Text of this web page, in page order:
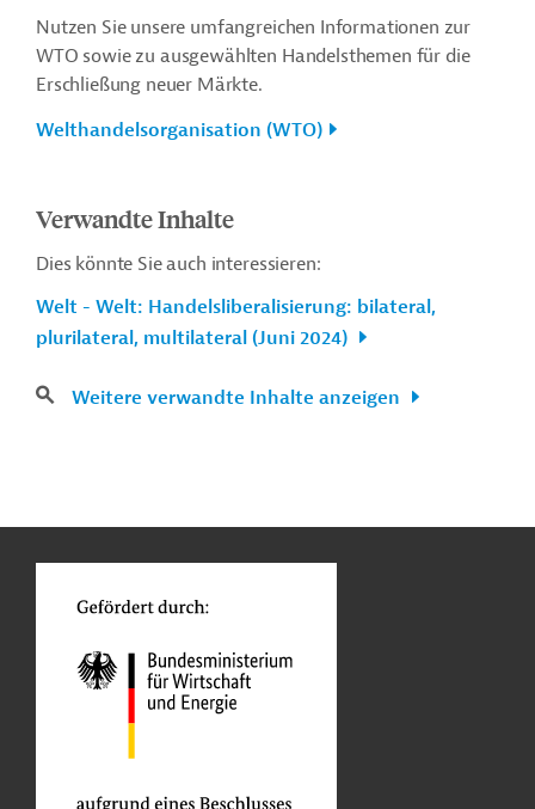
Nutzen Sie unsere umfangreichen Informationen zur
WTO sowie zu ausgewählten Handelsthemen für die
Erschließung neuer Märkte.
Welthandelsorganisation (WTO)
Verwandte Inhalte
Dies könnte Sie auch interessieren:
Welt - Welt: Handelsliberalisierung: bilateral,
plurilateral, multilateral (Juni 2024)
Weitere verwandte Inhalte anzeigen